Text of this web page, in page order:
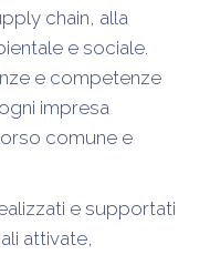
chain, alla
e sociale.
e competenze
impresa
comune e
e supportati
attivate,